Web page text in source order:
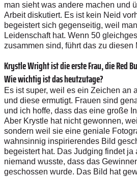
man sieht was andere machen und
Arbeit diskutiert. Es ist kein Neid
begeistert sich gegenseitig, weil
Leidenschaft hat. Wenn 50
zusammen sind, führt das zu diesen
Krystle Wright ist die erste Frau, die Red
Wie wichtig ist das heutzutage?
Es ist super, weil es ein Zeichen an
und diese ermutigt. Frauen sind
und ich hoffe, dass das eine große
Aber Krystle hat nicht gewonnen,
sondern weil sie eine geniale
wahnsinnig inspirierendes Bild
begeistert hat. Das Judging findet ja
niemand wusste, dass das
geschossen wurde. Das Bild hat